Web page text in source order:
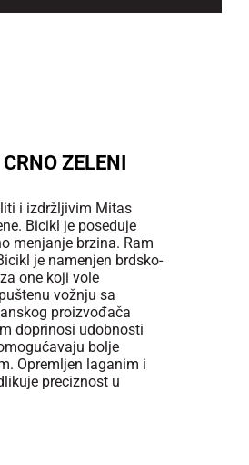
ZELENI
i izdržljivim Mitas
Bicikl je poseduje
menjanje brzina. Ram
je namenjen brdsko-
one koji vole
vožnju sa
proizvođača
doprinosi udobnosti
bolje
Opremljen laganim i
preciznost u